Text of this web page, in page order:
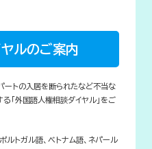
ルのご案内
ートの入居を断られたなど不当な
「外国語人権相談ダイヤル」をご
ルトガル語、ベトナム語、ネパール